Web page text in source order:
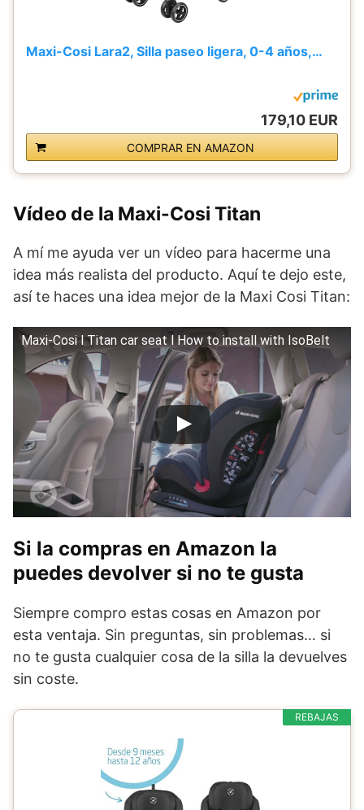
Maxi-Cosi Lara2, Silla paseo ligera, 0-4 años,…
179,10 EUR
COMPRAR EN AMAZON
Vídeo de la Maxi-Cosi Titan
A mí me ayuda ver un vídeo para hacerme una
idea más realista del producto. Aquí te dejo este,
así te haces una idea mejor de la Maxi Cosi Titan:
Maxi-Cosi l Titan car seat l How to install with IsoBelt
Si la compras en Amazon la
puedes devolver si no te gusta
Siempre compro estas cosas en Amazon por
esta ventaja. Sin preguntas, sin problemas… si
no te gusta cualquier cosa de la silla la devuelves
sin coste.
REBAJAS